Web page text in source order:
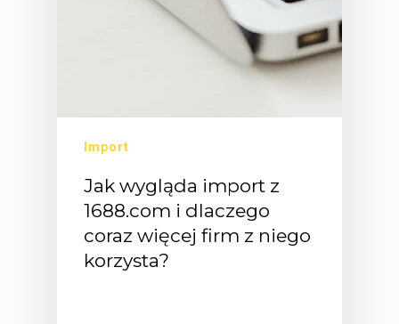
Import
Jak wygląda import z
1688.com i dlaczego
coraz więcej firm z niego
korzysta?